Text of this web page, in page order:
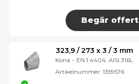
Begär offert
323,9 / 273 x 3 / 3 mm
Kona - EN 1.4404, AISI 316L
Artikelnummer: 1359576